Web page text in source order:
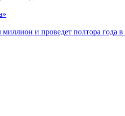
и проведет полтора года